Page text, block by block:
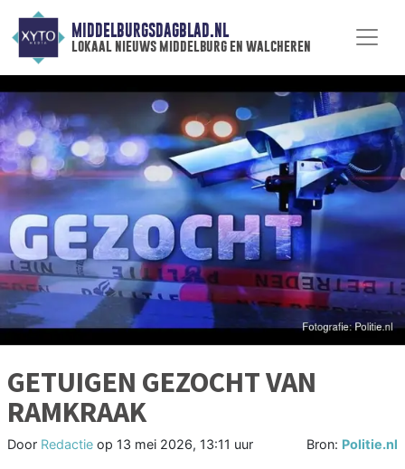
MIDDELBURGSDAGBLAD.NL
lokaal nieuws middelburg en walcheren
GETUIGEN GEZOCHT VAN
RAMKRAAK
Door Redactie op 13 mei 2026, 13:11 uur Bron: Politie.nl